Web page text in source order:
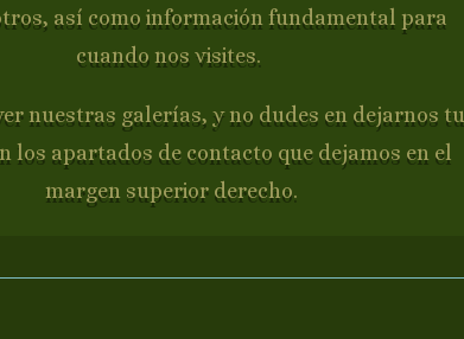
así como información fundamental para
cuando nos visites.
nuestras galerías, y no dudes en dejarnos tu
los apartados de contacto que dejamos en el
margen superior derecho.